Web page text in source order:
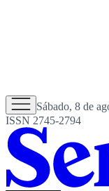
Sábado, 8 de
ISSN 2745-2794